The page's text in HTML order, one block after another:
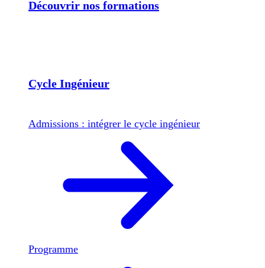
Découvrir nos formations
Cycle Ingénieur
Admissions : intégrer le cycle ingénieur
Programme